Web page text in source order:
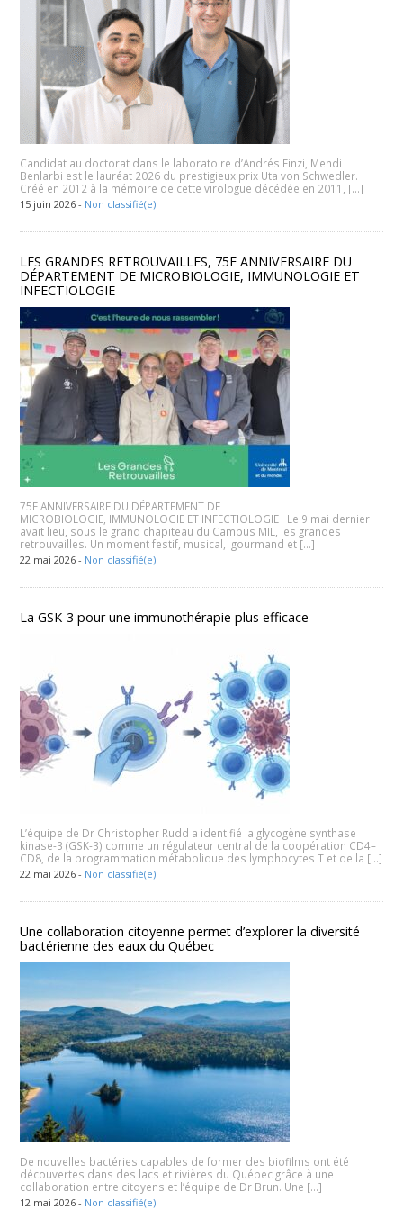
Candidat au doctorat dans le laboratoire d’Andrés Finzi, Mehdi
Benlarbi est le lauréat 2026 du prestigieux prix Uta von Schwedler.
Créé en 2012 à la mémoire de cette virologue décédée en 2011, […]
15 juin 2026 - Non classifié(e)
LES GRANDES RETROUVAILLES, 75E ANNIVERSAIRE DU
DÉPARTEMENT DE MICROBIOLOGIE, IMMUNOLOGIE ET
INFECTIOLOGIE
75E ANNIVERSAIRE DU DÉPARTEMENT DE
MICROBIOLOGIE, IMMUNOLOGIE ET INFECTIOLOGIE Le 9 mai dernier
avait lieu, sous le grand chapiteau du Campus MIL, les grandes
retrouvailles. Un moment festif, musical, gourmand et […]
22 mai 2026 - Non classifié(e)
La GSK-3 pour une immunothérapie plus efficace
L’équipe de Dr Christopher Rudd a identifié la glycogène synthase
kinase-3 (GSK-3) comme un régulateur central de la coopération CD4–
CD8, de la programmation métabolique des lymphocytes T et de la […]
22 mai 2026 - Non classifié(e)
Une collaboration citoyenne permet d’explorer la diversité
bactérienne des eaux du Québec
De nouvelles bactéries capables de former des biofilms ont été
découvertes dans des lacs et rivières du Québec grâce à une
collaboration entre citoyens et l’équipe de Dr Brun. Une […]
12 mai 2026 - Non classifié(e)